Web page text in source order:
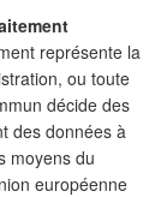
représente la
ou toute
décide des
des données à
moyens du
européenne